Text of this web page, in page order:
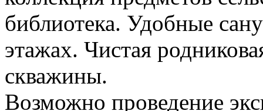
библиотека. Удобные
этажах. Чистая
скважины.
Возможно проведение